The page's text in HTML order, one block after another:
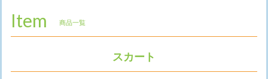
Item 商品一覧
スカート